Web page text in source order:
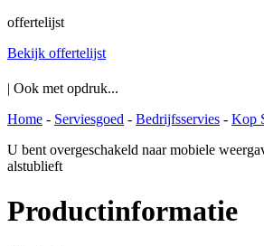
offertelijst
Bekijk offertelijst
| Ook met opdruk...
Home - Serviesgoed - Bedrijfsservies - Kop
U bent overgeschakeld naar mobiele
alstublieft
Productinformatie